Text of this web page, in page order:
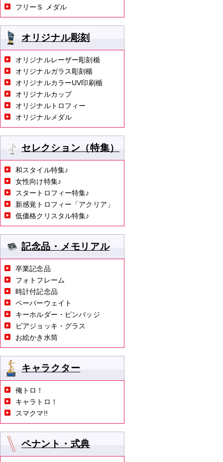
フリーＳ メダル
オリジナル彫刻
オリジナルレーザー彫刻楯
オリジナルガラス彫刻楯
オリジナルカラーUV印刷楯
オリジナルカップ
オリジナルトロフィー
オリジナルメダル
セレクション（特集）
和スタイル特集♪
女性向け特集♪
スタートロフィー特集♪
新感覚トロフィー「アクリア」
低価格クリスタル特集♪
記念品・メモリアル
卒業記念品
フォトフレーム
時計付記念品
ペーパーウェイト
キーホルダー・ピンバッジ
ビアジョッキ・グラス
お絵かき水筒
キャラクター
俺トロ！
キャラトロ！
スマクマ!!
ペナント・式典